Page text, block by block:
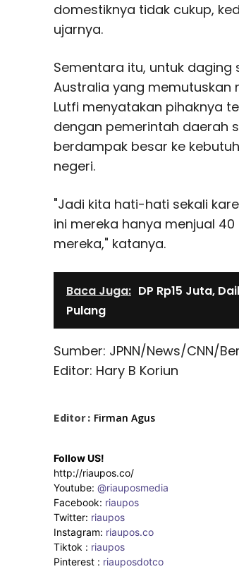
domestiknya tidak cukup,
ujarnya.
Sementara itu, untuk
Australia yang memutuskan
Lutfi menyatakan pihaknya
dengan pemerintah daerah
berdampak besar ke
negeri.
"Jadi kita hati-hati sekali
ini mereka hanya menjual
mereka," katanya.
Baca Juga: DP Rp15 Juta,
Pulang
Sumber: JPNN/News/CNN/
Editor: Hary B Koriun
Editor : Firman Agus
Follow US!
http://riaupos.co/
Youtube: @riauposmedia
Facebook: riaupos
Twitter: riaupos
Instagram: riaupos.co
Tiktok : riaupos
Pinterest : riauposdotco